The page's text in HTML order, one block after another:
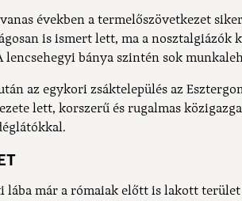
években a termelőszövetkezet
is ismert lett, ma a nosztalgiázók
lencsehegyi bánya szintén sok
az egykori zsáktelepülés az
lett, korszerű és rugalmas
lába már a rómaiak előtt is lakott